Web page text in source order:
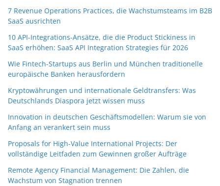
7 Revenue Operations Practices, die Wachstumsteams im B2B
SaaS ausrichten
10 API-Integrations-Ansätze, die die Product Stickiness in
SaaS erhöhen: SaaS API Integration Strategies für 2026
Wie Fintech-Startups aus Berlin und München traditionelle
europäische Banken herausfordern
Kryptowährungen und internationale Geldtransfers: Was
Deutschlands Diaspora jetzt wissen muss
Innovation in deutschen Geschäftsmodellen: Warum sie von
Anfang an verankert sein muss
Proposals for High-Value International Projects: Der
vollständige Leitfaden zum Gewinnen großer Aufträge
Remote Agency Financial Management: Die Zahlen, die
Wachstum von Stagnation trennen